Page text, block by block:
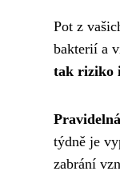
Pot z
bakterií a
tak riziko
týdně je
zabrání